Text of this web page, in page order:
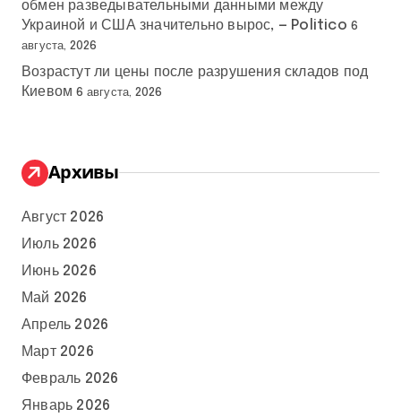
обмен разведывательными данными между
Украиной и США значительно вырос, — Politico 6
августа, 2026
Возрастут ли цены после разрушения складов под
Киевом 6 августа, 2026
Архивы
Август 2026
Июль 2026
Июнь 2026
Май 2026
Апрель 2026
Март 2026
Февраль 2026
Январь 2026